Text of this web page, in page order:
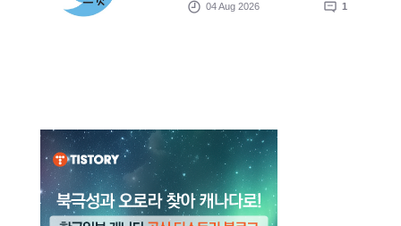
04 Aug 2026 1